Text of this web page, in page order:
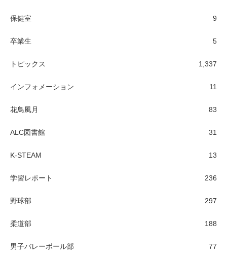
保健室 9
卒業生 5
トピックス 1,337
インフォメーション 11
花鳥風月 83
ALC図書館 31
K-STEAM 13
学習レポート 236
野球部 297
柔道部 188
男子バレーボール部 77